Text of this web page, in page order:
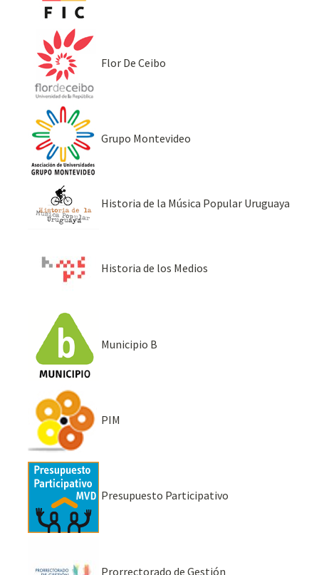
Flor De Ceibo
Grupo Montevideo
Historia de la Música Popular Uruguaya
Historia de los Medios
Municipio B
PIM
Presupuesto Participativo
Prorrectorado de Gestión